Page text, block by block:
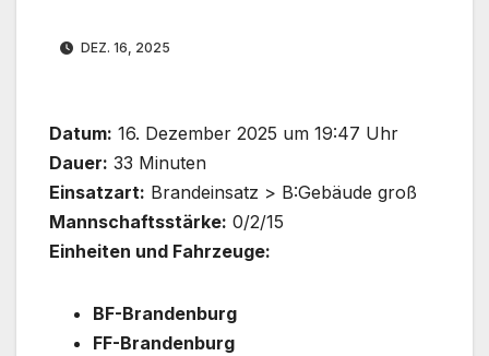
DEZ. 16, 2025
Datum: 16. Dezember 2025 um 19:47 Uhr
Dauer: 33 Minuten
Einsatzart: Brandeinsatz > B:Gebäude groß
Mannschaftsstärke: 0/2/15
Einheiten und Fahrzeuge:
BF-Brandenburg
FF-Brandenburg